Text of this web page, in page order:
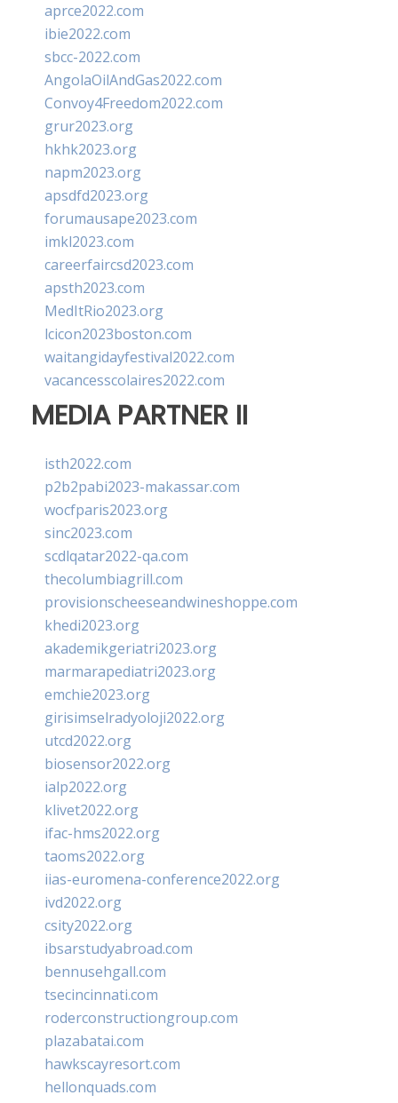
aprce2022.com
ibie2022.com
sbcc-2022.com
AngolaOilAndGas2022.com
Convoy4Freedom2022.com
grur2023.org
hkhk2023.org
napm2023.org
apsdfd2023.org
forumausape2023.com
imkl2023.com
careerfaircsd2023.com
apsth2023.com
MedItRio2023.org
lcicon2023boston.com
waitangidayfestival2022.com
vacancesscolaires2022.com
MEDIA PARTNER II
isth2022.com
p2b2pabi2023-makassar.com
wocfparis2023.org
sinc2023.com
scdlqatar2022-qa.com
thecolumbiagrill.com
provisionscheeseandwineshoppe.com
khedi2023.org
akademikgeriatri2023.org
marmarapediatri2023.org
emchie2023.org
girisimselradyoloji2022.org
utcd2022.org
biosensor2022.org
ialp2022.org
klivet2022.org
ifac-hms2022.org
taoms2022.org
iias-euromena-conference2022.org
ivd2022.org
csity2022.org
ibsarstudyabroad.com
bennusehgall.com
tsecincinnati.com
roderconstructiongroup.com
plazabatai.com
hawkscayresort.com
hellonquads.com